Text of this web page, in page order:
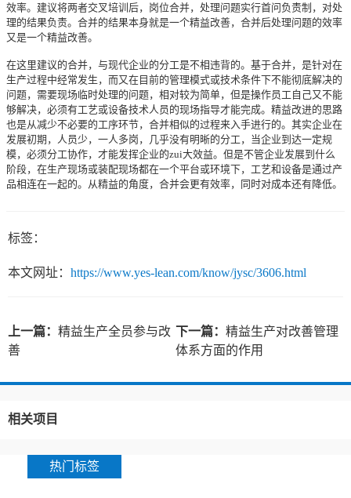
效率。建议将两者交叉培训后，岗位合并，处理问题实行首问负责制，对处
理的结果负责。合并的结果本身就是一个精益改善，合并后处理问题的效率
又是一个精益改善。
在这里建议的合并，与现代企业的分工是不相违背的。基于合并，是针对在
生产过程中经常发生，而又在目前的管理模式或技术条件下不能彻底解决的
问题，需要现场临时处理的问题，相对较为简单，但是操作员工自己又不能
够解决，必须有工艺或设备技术人员的现场指导才能完成。精益改进的思路
也是从减少不必要的工序环节，合并相似的过程来入手进行的。其实企业在
发展初期，人员少，一人多岗，几乎没有明晰的分工，当企业到达一定规
模，必须分工协作，才能发挥企业的zui大效益。但是不管企业发展到什么
阶段，在生产现场或装配现场都在一个平台或环境下，工艺和设备是通过产
品相连在一起的。从精益的角度，合并会更有效率，同时对成本还有降低。
标签：
本文网址： https://www.yes-lean.com/know/jysc/3606.html
上一篇： 精益生产全员参与改
善
下一篇： 精益生产对改善管理
体系方面的作用
相关项目
热门标签